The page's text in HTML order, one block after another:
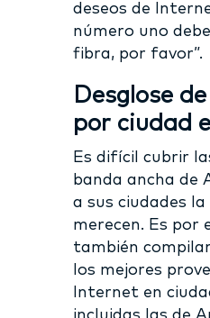
deseos de
número uno
fibra, por favor”.
Desglose
por ciudad
Es difícil cubrir
banda ancha de
a sus ciudades
merecen. Es por
también
los mejores
Internet en